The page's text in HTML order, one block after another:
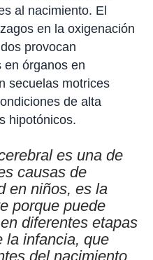
al nacimiento. El
en la oxigenación
provocan
en órganos en
secuelas motrices
de alta
hipotónicos.
es una de
causas de
en niños, es la
porque puede
diferentes etapas
la infancia, que
del nacimiento,